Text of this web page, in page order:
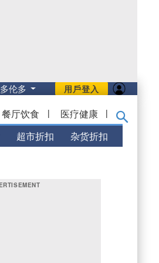
用戶登入
多伦多
餐厅饮食 | 医疗健康 |
超市折扣 杂货折扣